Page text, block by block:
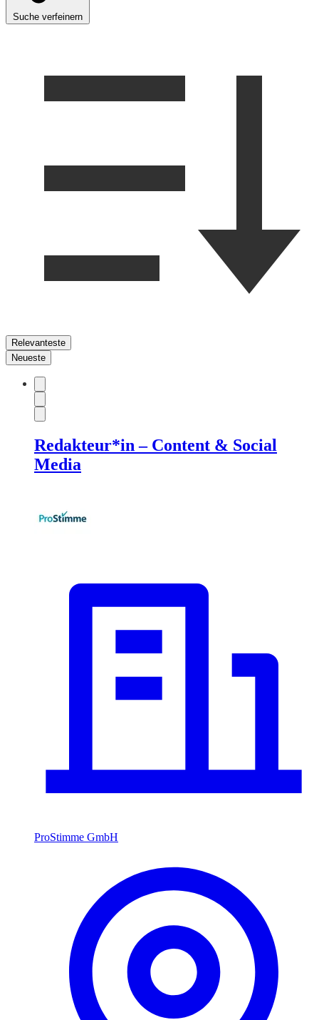
Suche verfeinern
Relevanteste
Neueste
Redakteur*in – Content & Social
Media
ProStimme GmbH